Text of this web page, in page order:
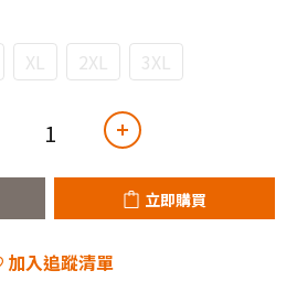
XL 2XL 3XL
立即購買
加入追蹤清單